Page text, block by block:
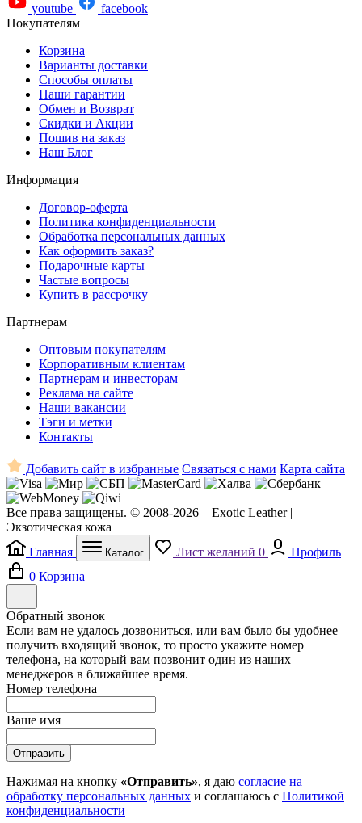
youtube
facebook
Покупателям
Корзина
Варианты доставки
Способы оплаты
Наши гарантии
Обмен и Возврат
Скидки и Акции
Пошив на заказ
Наш Блог
Информация
Договор-оферта
Политика конфиденциальности
Обработка персональных данных
Как оформить заказ?
Подарочные карты
Частые вопросы
Купить в рассрочку
Партнерам
Оптовым покупателям
Корпоративным клиентам
Партнерам и инвесторам
Реклама на сайте
Наши вакансии
Тэги и метки
Контакты
Добавить сайт в избранные Связаться с нами Карта сайта
Все права защищены. © 2008-2026 – Exotic Leather |
Экзотическая кожа
Главная
Каталог Лист желаний 0
Профиль
0 Корзина
Обратный звонок
Если вам не удалось дозвониться, или вам было бы удобнее
получить входящий звонок, то просто укажите номер
телефона, на который вам позвонит один из наших
менеджеров в ближайшее время.
Номер телефона
Ваше имя
Отправить
Нажимая на кнопку «Отправить», я даю согласие на
обработку персональных данных и соглашаюсь с Политикой
конфиденциальности